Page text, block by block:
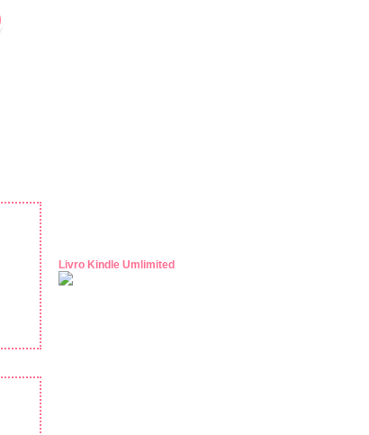
Livro Kindle Umlimited